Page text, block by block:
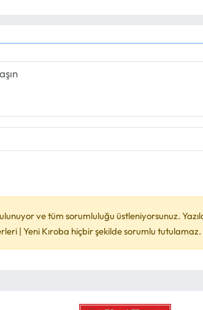
ve tüm sorumluluğu üstleniyorsunuz.
| Yeni Kıroba hiçbir şekilde sorumlu tutulamaz.